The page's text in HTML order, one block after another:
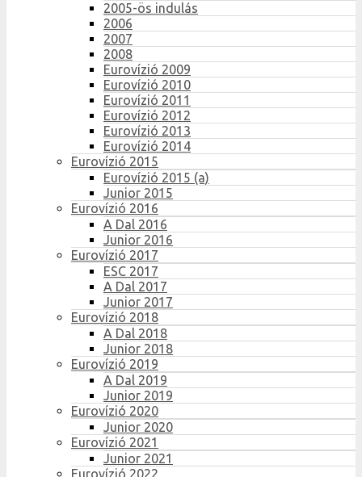
2005-ös indulás
2006
2007
2008
Eurovízió 2009
Eurovízió 2010
Eurovízió 2011
Eurovízió 2012
Eurovízió 2013
Eurovízió 2014
Eurovízió 2015
Eurovízió 2015 (a)
Junior 2015
Eurovízió 2016
A Dal 2016
Junior 2016
Eurovízió 2017
ESC 2017
A Dal 2017
Junior 2017
Eurovízió 2018
A Dal 2018
Junior 2018
Eurovízió 2019
A Dal 2019
Junior 2019
Eurovízió 2020
Junior 2020
Eurovízió 2021
Junior 2021
Eurovízió 2022